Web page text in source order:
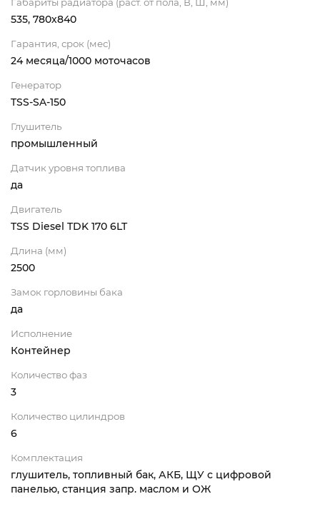
Габариты радиатора (раст. от пола, В, Ш, мм)
535, 780х840
Гарантия, срок (мес)
24 месяца/1000 моточасов
Генератор
TSS-SA-150
Глушитель
промышленный
Датчик уровня топлива
да
Двигатель
TSS Diesel TDK 170 6LT
Длина (мм)
2500
Замок горловины бака
да
Исполнение
Контейнер
Количество фаз
3
Количество цилиндров
6
Комплектация
глушитель, топливный бак, АКБ, ЩУ с цифровой
панелью, станция запр. маслом и ОЖ